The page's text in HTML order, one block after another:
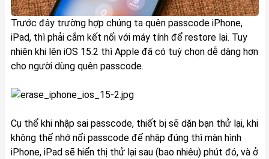
Trước đây trường hợp chúng ta quên passcode iPhone,
iPad, thì phải cắm kết nối với máy tính để restore lại. Tuy
nhiên khi lên iOS 15.2 thì Apple đã có tuỳ chọn dễ dàng hơn
cho người dùng quên passcode.
Cụ thể khi nhập sai passcode, thiết bị sẽ dặn bạn thử lại, khi
không thể nhớ nổi passcode để nhập đúng thì màn hình
iPhone, iPad sẽ hiển thị thử lại sau (bao nhiêu) phút đó, và ở